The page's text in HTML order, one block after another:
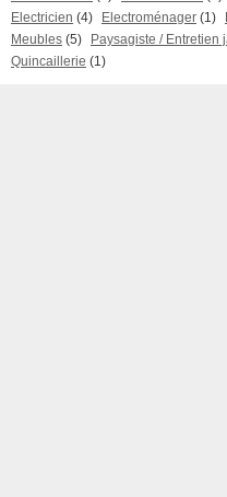
Electricien (4) Electroménager (1)
Meubles (5) Paysagiste / Entretien
Quincaillerie (1)